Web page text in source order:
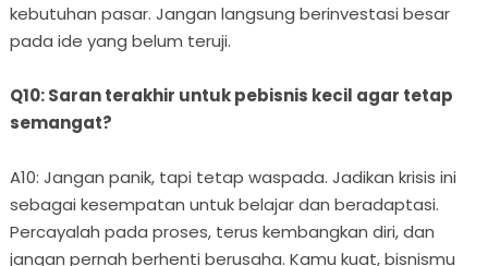
kebutuhan pasar. Jangan langsung berinvestasi besar
pada ide yang belum teruji.
Q10: Saran terakhir untuk pebisnis kecil agar tetap
semangat?
A10: Jangan panik, tapi tetap waspada. Jadikan krisis ini
sebagai kesempatan untuk belajar dan beradaptasi.
Percayalah pada proses, terus kembangkan diri, dan
jangan pernah berhenti berusaha. Kamu kuat, bisnismu